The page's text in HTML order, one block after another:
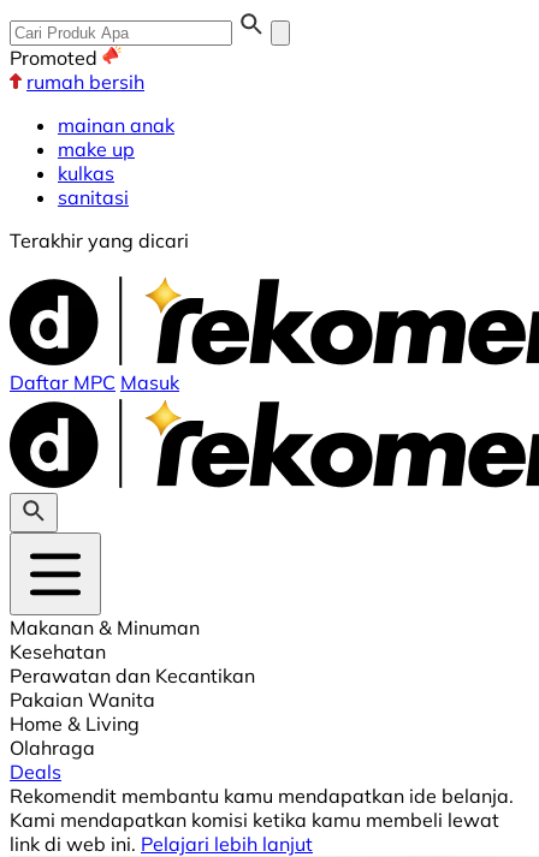
Promoted
rumah bersih
mainan anak
make up
kulkas
sanitasi
Terakhir yang dicari
Daftar MPC Masuk
Makanan & Minuman
Kesehatan
Perawatan dan Kecantikan
Pakaian Wanita
Home & Living
Olahraga
Deals
Rekomendit membantu kamu mendapatkan ide belanja.
Kami mendapatkan komisi ketika kamu membeli lewat
link di web ini. Pelajari lebih lanjut